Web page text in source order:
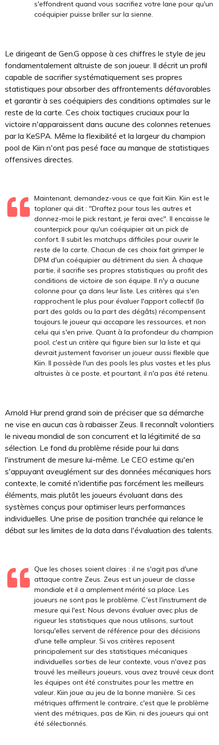
s'effondrent quand vous sacrifiez votre lane pour qu'un
coéquipier puisse briller sur la sienne.
Le dirigeant de Gen.G oppose à ces chiffres le style de jeu
fondamentalement altruiste de son joueur. Il décrit un profil
capable de sacrifier systématiquement ses propres
statistiques pour absorber des affrontements défavorables
et garantir à ses coéquipiers des conditions optimales sur le
reste de la carte. Ces choix tactiques cruciaux pour la
victoire n'apparaissent dans aucune des colonnes retenues
par la KeSPA. Même la flexibilité et la largeur du champion
pool de Kiin n'ont pas pesé face au manque de statistiques
offensives directes.
Maintenant, demandez-vous ce que fait Kiin. Kiin est le
toplaner qui dit : "Draftez pour tous les autres et
donnez-moi le pick restant, je ferai avec". Il encaisse le
counterpick pour qu'un coéquipier ait un pick de
confort. Il subit les matchups difficiles pour ouvrir le
reste de la carte. Chacun de ces choix fait grimper le
DPM d'un coéquipier au détriment du sien. À chaque
partie, il sacrifie ses propres statistiques au profit des
conditions de victoire de son équipe. Il n'y a aucune
colonne pour ça dans leur liste. Les critères qui s'en
rapprochent le plus pour évaluer l'apport collectif (la
part des golds ou la part des dégâts) récompensent
toujours le joueur qui accapare les ressources, et non
celui qui s'en prive. Quant à la profondeur du champion
pool, c'est un critère qui figure bien sur la liste et qui
devrait justement favoriser un joueur aussi flexible que
Kiin. Il possède l'un des pools les plus vastes et les plus
altruistes à ce poste, et pourtant, il n'a pas été retenu.
Arnold Hur prend grand soin de préciser que sa démarche
ne vise en aucun cas à rabaisser Zeus. Il reconnaît volontiers
le niveau mondial de son concurrent et la légitimité de sa
sélection. Le fond du problème réside pour lui dans
l'instrument de mesure lui-même. Le CEO estime qu'en
s'appuyant aveuglément sur des données mécaniques hors
contexte, le comité n'identifie pas forcément les meilleurs
éléments, mais plutôt les joueurs évoluant dans des
systèmes conçus pour optimiser leurs performances
individuelles. Une prise de position tranchée qui relance le
débat sur les limites de la data dans l'évaluation des talents.
Que les choses soient claires : il ne s'agit pas d'une
attaque contre Zeus. Zeus est un joueur de classe
mondiale et il a amplement mérité sa place. Les
joueurs ne sont pas le problème. C'est l'instrument de
mesure qui l'est. Nous devons évaluer avec plus de
rigueur les statistiques que nous utilisons, surtout
lorsqu'elles servent de référence pour des décisions
d'une telle ampleur. Si vos critères reposent
principalement sur des statistiques mécaniques
individuelles sorties de leur contexte, vous n'avez pas
trouvé les meilleurs joueurs, vous avez trouvé ceux dont
les équipes ont été construites pour les mettre en
valeur. Kiin joue au jeu de la bonne manière. Si ces
métriques affirment le contraire, c'est que le problème
vient des métriques, pas de Kiin, ni des joueurs qui ont
été sélectionnés.